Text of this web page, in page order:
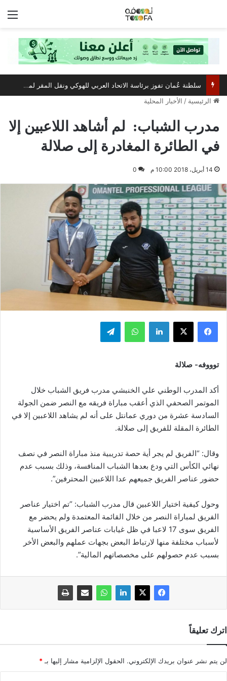
سلطنة عُمان تفوز برئاسة الاتحاد العربي للهوكي ونقل المقر لمسقط
الرئيسية / الأخبار المحلية
مدرب الشباب: لم أشاهد اللاعبين إلا
في الطائرة المغادرة إلى صلالة
14 أبريل، 2018 10:00 م 0
فيسبوك ‫X لينكدإن واتساب تيلقرام
توووفه- صلالة
أكد المدرب الوطني علي الخنبشي مدرب فريق الشباب خلال
الموتمر الصحفي الذي أعقب مباراة فريقه مع النصر ضمن الجولة
السادسة عشرة من دوري عمانتل على أنه لم يشاهد اللاعبين إلا في
الطائرة المقلة للفريق إلى صلالة.
وقال: “الفريق لم يجر أية حصة تدريبية منذ مباراة النصر في نصف
نهائي الكأس التي ودع بعدها الشباب المنافسة، وذلك بسبب عدم
حضور عناصر الفريق جميعهم عدا اللاعبين المحترفين”.
وحول كيفية اختيار اللاعبين قال مدرب الشباب: “تم اختيار عناصر
الفريق لمباراة النصر من خلال القائمة المعتمدة ولم يحضر مع
الفريق سوى 17 لاعبا في ظل غيابات عناصر الفريق الأساسية
لأسباب مختلفة منها لارتباط البعض بجهات عملهم والبعض الأخر
بسبب عدم حصولهم على مخصصاتهم المالية”.
اترك تعليقاً
لن يتم نشر عنوان بريدك الإلكتروني. الحقول الإلزامية مشار إليها بـ*